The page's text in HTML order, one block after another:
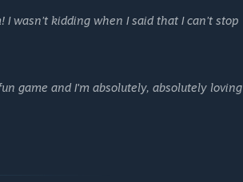
wasn’t kidding when I said that I can’t stop
game and I'm absolutely, absolutely loving